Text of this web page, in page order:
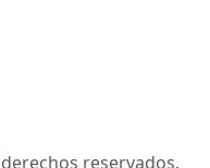
reservados.